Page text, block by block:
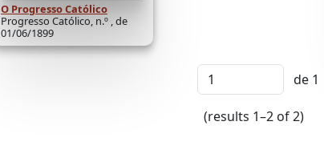
O Progresso Católico
Progresso Católico, n.º , de
01/06/1899
de 1
(results 1–2 of 2)